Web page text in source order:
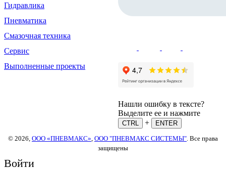
Гидравлика
Пневматика
Смазочная техника
Сервис
Выполненные проекты
Нашли ошибку в тексте?
Выделите ее и нажмите
CTRL +
ENTER
© 2026, ООО «ПНЕВМАКС» ООО "ПНЕВМАКС СИСТЕМЫ" . Все права
защищены
Войти